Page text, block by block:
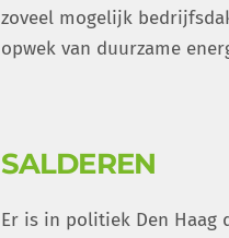
zoveel mogelijk
opwek van duurzame
SALDEREN
Er is in politiek Den Haag